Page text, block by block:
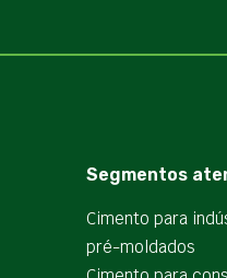
Segmentos
Cimento para
pré-moldados